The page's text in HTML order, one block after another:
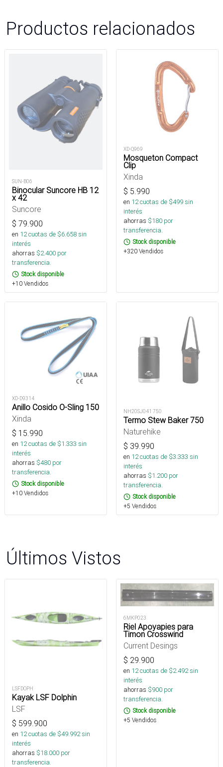
Productos relacionados
SUN-B06
Binocular Suncore HB 12
x 42
Suncore
$ 79.900
en 12cuotas de $6.658sin
interés
ahorras $2.400 por
transferencia.
Stock disponible
+10 Vendidos
XD-Q969
Mosqueton Compact
Clip
Xinda
$ 5.990
en 12cuotas de $499sin
interés
ahorras $180 por
transferencia.
Stock disponible
+320 Vendidos
XD-D9314
Anillo Cosido O-Sling 150
Xinda
$ 15.990
en 12cuotas de $1.333 sin
interés
ahorras $480 por
transferencia.
Stock disponible
+10 Vendidos
NH20SJ041 750
Termo Stew Baker 750
Naturehike
$ 39.990
en 12cuotas de $3.333 sin
interés
ahorras $1.200 por
transferencia.
Stock disponible
+5 Vendidos
Últimos Vistos
LSFDOPH
Kayak LSF Dolphin
LSF
$ 599.900
en 12cuotas de $49.992sin
interés
ahorras $18.000 por
transferencia.
6MKP023
Riel Apoyapies para
Timon Crosswind
Current Desings
$ 29.900
en 12cuotas de $2.492sin
interés
ahorras $900 por
transferencia.
Stock disponible
+5 Vendidos